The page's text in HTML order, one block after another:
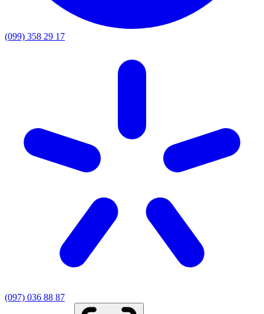
(099) 358 29 17
(097) 036 88 87